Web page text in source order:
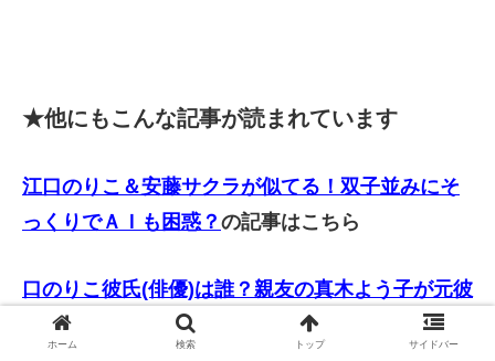
★他にもこんな記事が読まれています
江口のりこ＆安藤サクラが似てる！双子並みにそ
っくりでＡＩも困惑？ の記事はこちら
口のりこ彼氏(俳優)は誰？親友の真木よう子が元彼
氏と性格を暴露！の記事はこちら
ホーム 検索 トップ サイドバー